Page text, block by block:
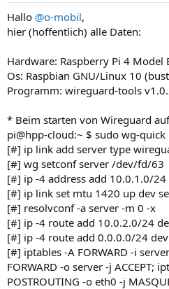
Hallo @o-mobil,
hier (hoffentlich) alle Daten:
Hardware: Raspberry Pi 4 Model
Os: Raspbian GNU/Linux 10
Programm: wireguard-tools
* Beim starten von Wireguard
pi@hpp-cloud:~ $ sudo wg-quick
[#] ip link add server type
[#] wg setconf server /dev/fd/63
[#] ip -4 address add 10.0.1.0/24
[#] ip link set mtu 1420 up dev
[#] resolvconf -a server -m 0 -x
[#] ip -4 route add 10.0.2.0/24
[#] ip -4 route add 0.0.0.0/24
[#] iptables -A FORWARD -i
FORWARD -o server -j ACCEPT;
POSTROUTING -o eth0 -j